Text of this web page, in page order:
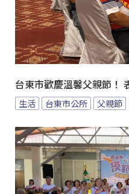
台東市歡慶溫馨父親節！
生活 台東市公所 父親節